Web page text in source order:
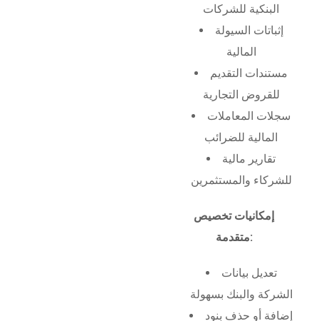
البنكية للشركات
إثباتات السيولة
المالية
مستندات التقديم
للقروض التجارية
سجلات المعاملات
المالية للضرائب
تقارير مالية
للشركاء والمستثمرين
إمكانيات تخصيص
متقدمة:
تعديل بيانات
الشركة والبنك بسهولة
إضافة أو حذف بنود